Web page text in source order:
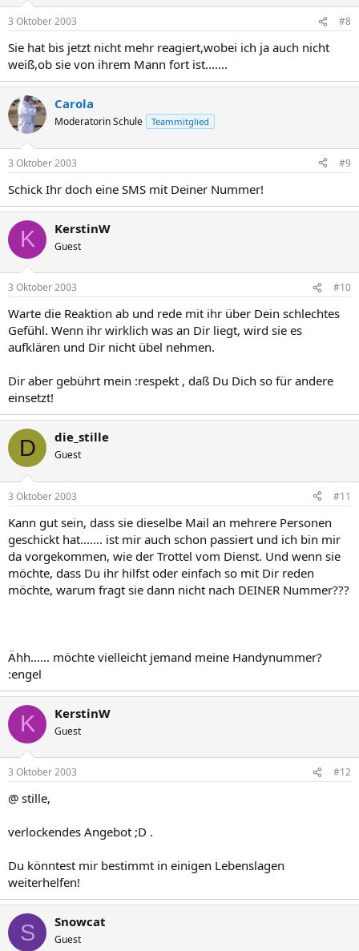
3 Oktober 2003 #8
Sie hat bis jetzt nicht mehr reagiert,wobei ich ja auch nicht
weiß,ob sie von ihrem Mann fort ist.......
Carola
Moderatorin Schule Teammitglied
3 Oktober 2003 #9
Schick Ihr doch eine SMS mit Deiner Nummer!
K KerstinW
Guest
3 Oktober 2003 #10
Warte die Reaktion ab und rede mit ihr über Dein schlechtes
Gefühl. Wenn ihr wirklich was an Dir liegt, wird sie es
aufklären und Dir nicht übel nehmen.
Dir aber gebührt mein :respekt , daß Du Dich so für andere
einsetzt!
D die_stille
Guest
3 Oktober 2003 #11
Kann gut sein, dass sie dieselbe Mail an mehrere Personen
geschickt hat....... ist mir auch schon passiert und ich bin mir
da vorgekommen, wie der Trottel vom Dienst. Und wenn sie
möchte, dass Du ihr hilfst oder einfach so mit Dir reden
möchte, warum fragt sie dann nicht nach DEINER Nummer???
Ähh...... möchte vielleicht jemand meine Handynummer?
:engel
K KerstinW
Guest
3 Oktober 2003 #12
@ stille,
verlockendes Angebot ;D .
Du könntest mir bestimmt in einigen Lebenslagen
weiterhelfen!
S Snowcat
Guest